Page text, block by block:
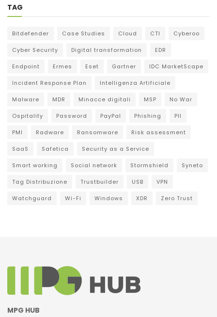
TAG
Bitdefender Case Studies Cloud CTI Cyberoo
Cyber Security Digital transformation EDR
Endpoint Ermes Eset Gartner IDC MarketScape
Incident Response Plan Intelligenza Artificiale
Malware MDR Minacce digitali MSP No War
Ospitality Password PayPal Phishing PII
PMI Radware Ransomware Risk assessment
SaaS Safetica Security as a Service
Smart working Social network Stormshield Syneto
Tag Distribuzione Trustbuilder USB VPN
Watchguard Wi-Fi Windows XDR Zero Trust
MPG HUB